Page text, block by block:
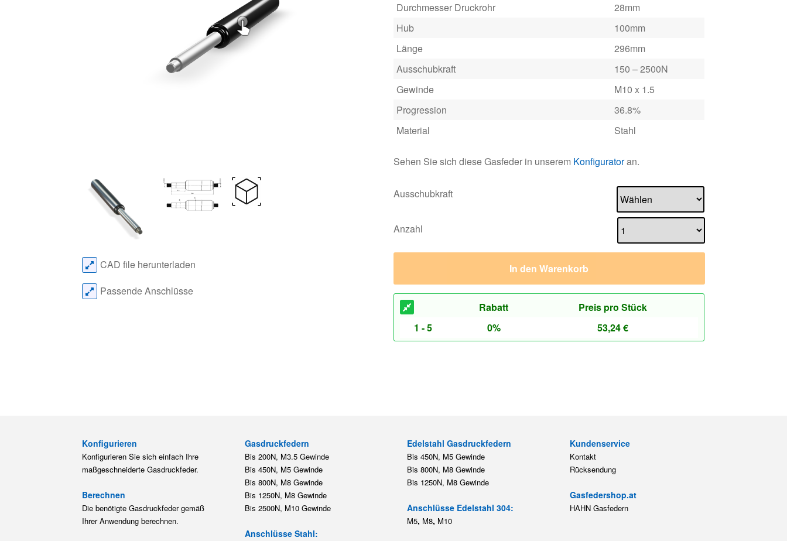
Durchmesser Druckrohr
28mm
Hub
100mm
Länge
296mm
Ausschubkraft
150 – 2500N
Gewinde
M10 x 1.5
Progression
36.8%
Material
Stahl
Sehen Sie sich diese Gasfeder in unserem Konfiguratoran.
Ausschubkraft
Anzahl
In den Warenkorb
Rabatt
Preis pro Stück
1 - 5
0% 53,24€
CAD file herunterladen
Passende Anschlüsse
Konfigurieren
Konfigurieren Sie sich einfach Ihre
maßgeschneiderte Gasdruckfeder.
Berechnen
Die benötigte Gasdruckfeder gemäß
Ihrer Anwendung berechnen.
Gasdruckfedern
Bis 200N, M3.5 Gewinde
Bis 450N, M5 Gewinde
Bis 800N, M8 Gewinde
Bis 1250N, M8 Gewinde
Bis 2500N, M10 Gewinde
Anschlüsse Stahl:
Edelstahl Gasdruckfedern
Bis 450N, M5 Gewinde
Bis 800N, M8 Gewinde
Bis 1250N, M8 Gewinde
Anschlüsse Edelstahl 304:
M5, M8, M10
Kundenservice
Kontakt
Rücksendung
Gasfedershop.at
HAHN Gasfedern